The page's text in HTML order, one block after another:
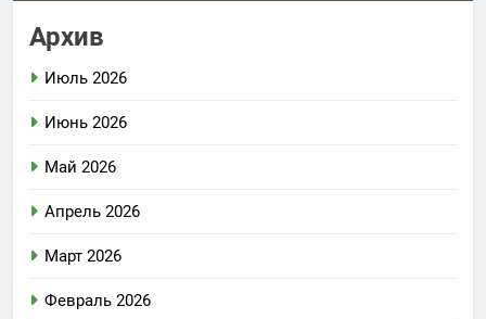
Архив
Июль 2026
Июнь 2026
Май 2026
Апрель 2026
Март 2026
Февраль 2026